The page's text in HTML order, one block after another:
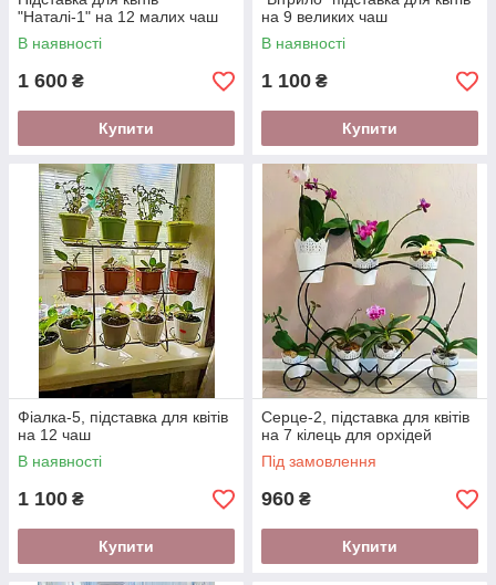
"Наталі-1" на 12 малих чаш
В наявності
1 600 ₴
Купити
на 9 великих чаш
В наявності
1 100 ₴
Купити
Фіалка-5, підставка для квітів
на 12 чаш
В наявності
1 100 ₴
Купити
Серце-2, підставка для квітів
на 7 кілець для орхідей
Під замовлення
960 ₴
Купити